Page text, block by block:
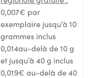
0,007€ par
exemplaire jusqu’à 10
grammes inclus
0,014au-delà de 10 g
et jusqu’à 40 g inclus
0,019€ au-delà de 40